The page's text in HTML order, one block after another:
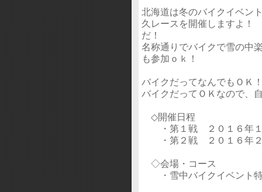
北海道は冬のバイクイベン
久レースを開催しますよ
だ！
名称通りでバイクで雪の中
も参加ｏｋ！
バイクだってなんでもＯ
バイクだってＯＫなので、
◇開催日程
・第１戦 ２０１６年１
・第２戦 ２０１６年２
◇会場・コース
・雪中バイクイベント特